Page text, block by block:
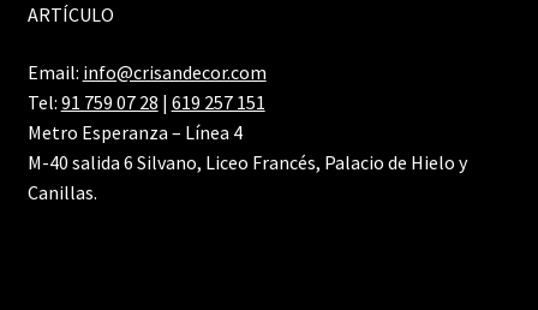
ARTÍCULO
Email: info@crisandecor.com
Tel: 91 759 07 28 | 619 257 151
Metro Esperanza – Línea 4
M-40 salida 6 Silvano, Liceo Francés, Palacio de Hielo y
Canillas.